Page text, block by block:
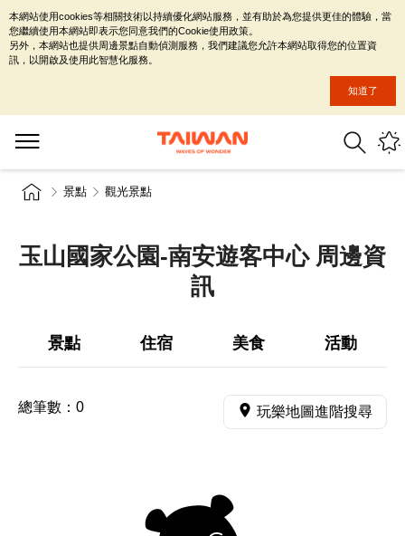
景點 觀光景點
玉山國家公園-南安遊客中心 周邊資
訊
景點 住宿 美食 活動
總筆數： 0 玩樂地圖進階搜尋
本網站使用cookies等相關技術以持續優化網站服務，並有助於為您提供更佳的體驗，當
您繼續使用本網站即表示您同意我們的Cookie使用政策。
另外，本網站也提供周邊景點自動偵測服務，我們建議您允許本網站取得您的位置資
訊，以開啟及使用此智慧化服務。
知道了